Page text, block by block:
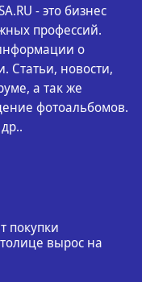
- это бизнес
профессий.
о
Статьи, новости,
а так же
фотоальбомов.
покупки
вырос на